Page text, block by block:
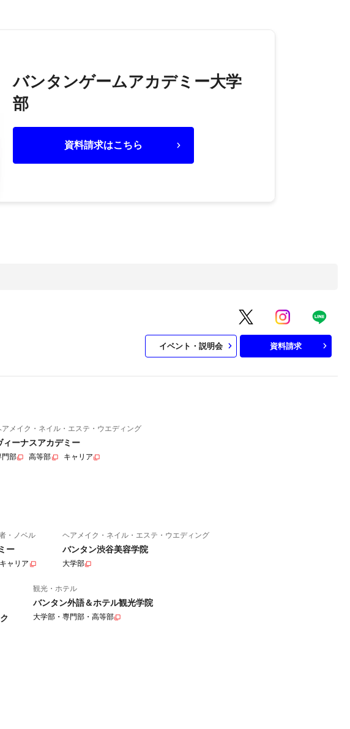
バンタンゲームアカデミー大学
部
資料請求はこちら
イベント・説明会 資料請求
アメイク・ネイル・エステ・ウエディング
ィーナスアカデミー
門部 高等部 キャリア
・ノベル
ー
キャリア
ヘアメイク・ネイル・エステ・ウエディング
バンタン渋谷美容学院
大学部
観光・ホテル
バンタン外語＆ホテル観光学院
大学部・専門部・高等部